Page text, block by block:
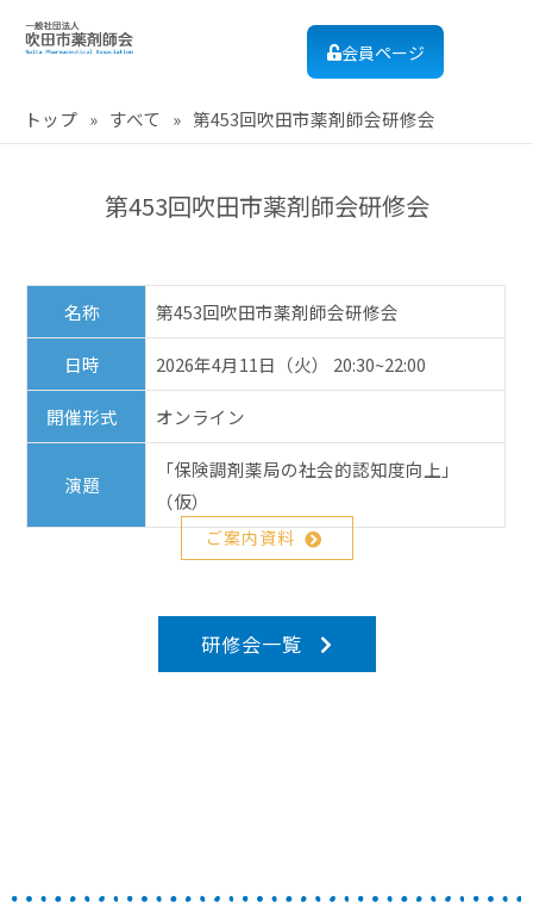
会員ページ
トップ » すべて » 第453回吹田市薬剤師会研修会
第453回吹田市薬剤師会研修会
名称 第453回吹田市薬剤師会研修会
日時 2026年4月11日（火） 20:30~22:00
開催形式 オンライン
演題
「保険調剤薬局の社会的認知度向上」
（仮）
ご案内資料
研修会一覧